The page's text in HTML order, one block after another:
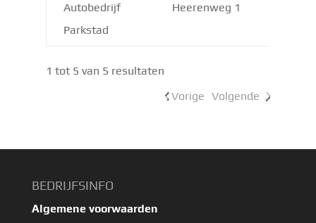
Autobedrijf
Parkstad
Heerenweg 1
1 tot 5 van 5 resultaten
Vorige Volgende
BEDRIJFSINFO
Algemene voorwaarden